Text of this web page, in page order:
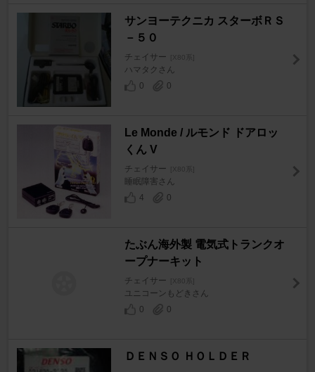
サンヨーテクニカ スターボＲＳ
－５０
チェイサー [X80系]
ハマタクさん
0
0
Le Monde / ルモンド ドアロッ
くん V
チェイサー [X80系]
睡眠障害さん
4
0
たぶん海外製 電気式トランクオ
ープナーキット
チェイサー [X80系]
ユニコーンもどきさん
0
0
ＤＥＮＳＯ ＨＯＬＤＥＲ